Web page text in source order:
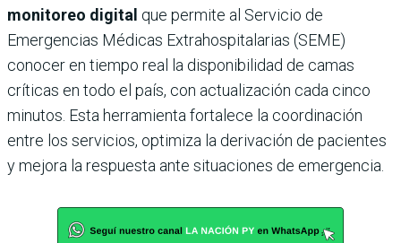
monitoreo digital que permite al Servicio de
Emergencias Médicas Extrahospitalarias (SEME)
conocer en tiempo real la disponibilidad de camas
críticas en todo el país, con actualización cada cinco
minutos. Esta herramienta fortalece la coordinación
entre los servicios, optimiza la derivación de pacientes
y mejora la respuesta ante situaciones de emergencia.